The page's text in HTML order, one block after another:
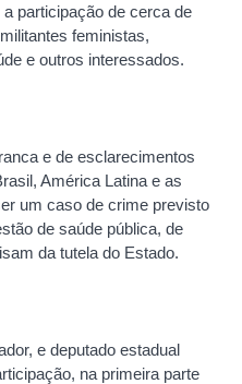
participação de cerca de
feministas,
e outros interessados.
e de esclarecimentos
América Latina e as
um caso de crime previsto
de saúde pública, de
da tutela do Estado.
e deputado estadual
na primeira parte